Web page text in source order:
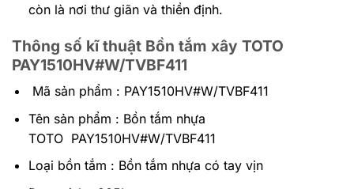
còn là nơi thư giãn và thiền định.
Thông số kĩ thuật Bồn tắm xây TOTO
PAY1510HV#W/TVBF411
Mã sản phẩm : PAY1510HV#W/TVBF411
Tên sản phẩm : Bồn tắm nhựa
TOTO PAY1510HV#W/TVBF411
Loại bồn tắm : Bồn tắm nhựa có tay vịn